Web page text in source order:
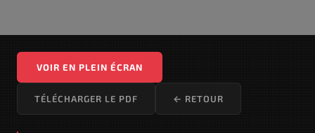
VOIR EN PLEIN ÉCRAN
TÉLÉCHARGER LE PDF ← RETOUR